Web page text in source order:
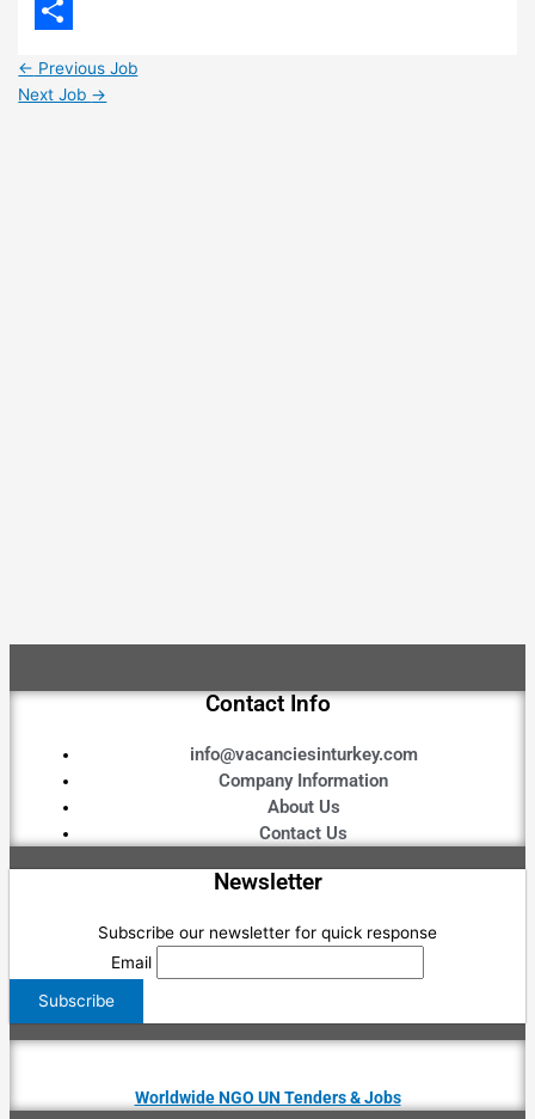
LinkedIn
← Previous Job
Next Job →
Contact Info
info@vacanciesinturkey.com
Company Information
About Us
Contact Us
Newsletter
Subscribe our newsletter for quick response
Email
Worldwide NGO UN Tenders & Jobs